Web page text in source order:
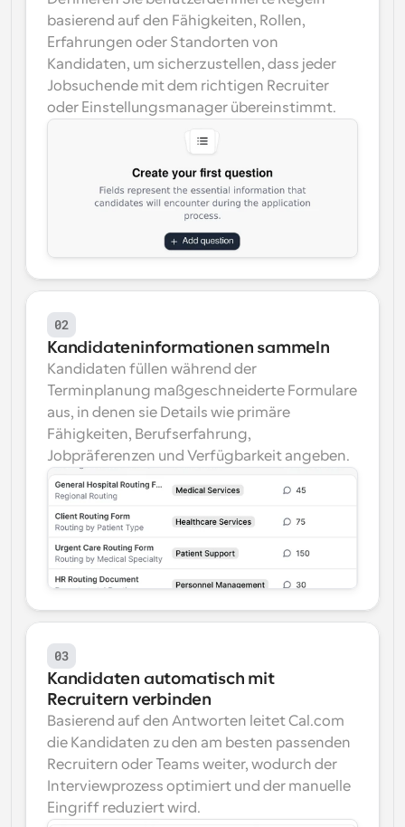
basierend auf den Fähigkeiten, Rollen,
Erfahrungen oder Standorten von
Kandidaten, um sicherzustellen, dass jeder
Jobsuchende mit dem richtigen Recruiter
oder Einstellungsmanager übereinstimmt.
02
Kandidateninformationen sammeln
Kandidaten füllen während der
Terminplanung maßgeschneiderte Formulare
aus, in denen sie Details wie primäre
Fähigkeiten, Berufserfahrung,
Jobpräferenzen und Verfügbarkeit angeben.
03
Kandidaten automatisch mit
Recruitern verbinden
Basierend auf den Antworten leitet Cal.com
die Kandidaten zu den am besten passenden
Recruitern oder Teams weiter, wodurch der
Interviewprozess optimiert und der manuelle
Eingriff reduziert wird.